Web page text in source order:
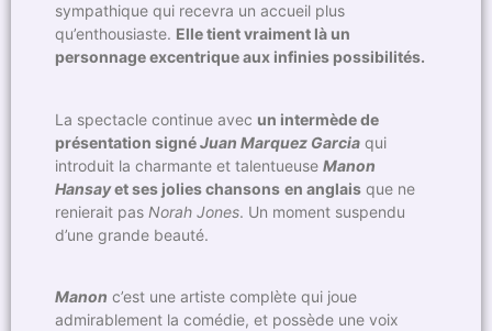
sympathique qui recevra un accueil plus
qu’enthousiaste. Elle tient vraiment là un
personnage excentrique aux infinies possibilités.
La spectacle continue avec un intermède de
présentation signéJuan Marquez Garcia qui
introduit la charmante et talentueuse Manon
Hansayet ses jolies chansons en anglais que ne
renierait pas Norah Jones. Un moment suspendu
d’une grande beauté.
Manon c’est une artiste complète qui joue
admirablement la comédie, et possède une voix